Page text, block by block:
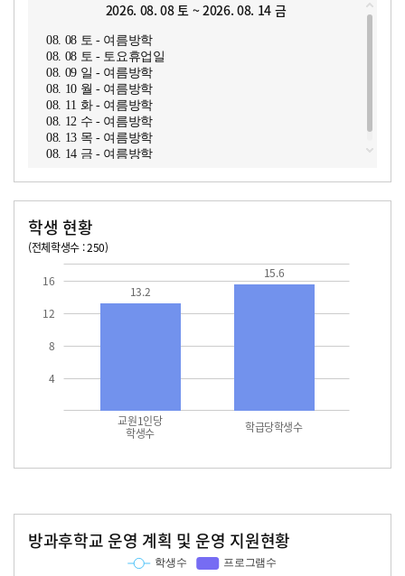
2026. 08. 08 토 ~ 2026. 08. 14 금
08. 08 토 - 여름방학
08. 08 토 - 토요휴업일
08. 09 일 - 여름방학
08. 10 월 - 여름방학
08. 11 화 - 여름방학
08. 12 수 - 여름방학
08. 13 목 - 여름방학
08. 14 금 - 여름방학
학생 현황
(전체학생수 : 250)
4
8
12
16
교원1인당
학생수 학급당학생수
13.2
15.6
방과후학교 운영 계획 및 운영 지원현황